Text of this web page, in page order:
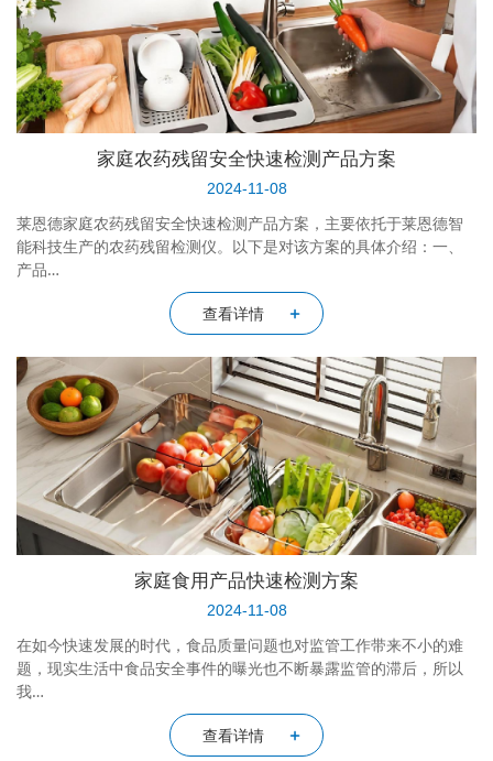
家庭农药残留安全快速检测产品方案
2024-11-08
莱恩德家庭农药残留安全快速检测产品方案，主要依托于莱恩德智
能科技生产的农药残留检测仪。以下是对该方案的具体介绍：一、
产品…
查看详情
家庭食用产品快速检测方案
2024-11-08
在如今快速发展的时代，食品质量问题也对监管工作带来不小的难
题，现实生活中食品安全事件的曝光也不断暴露监管的滞后，所以
我…
查看详情